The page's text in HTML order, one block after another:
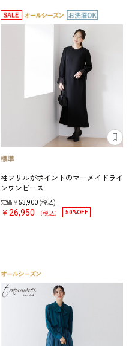
袖フリルがポイントのマーメイドライ
ンワンピース
定価￥53,900(税込)
￥26,950 （税込） 50%OFF